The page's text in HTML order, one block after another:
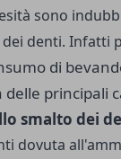
sono
denti. Infatti
di
delle principali
smalto dei
dovuta